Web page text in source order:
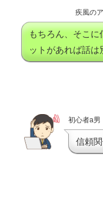
疾風の
もちろん、そこに
ットがあれば話は
初心者a男
信頼